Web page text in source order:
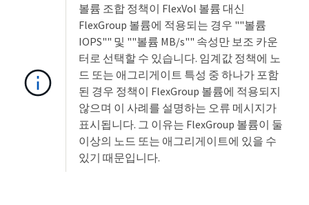
볼륨 조합 정책이 FlexVol 볼륨 대신
FlexGroup 볼륨에 적용되는 경우 ""볼륨
IOPS"" 및 ""볼륨 MB/s"" 속성만 보조 카운
터로 선택할 수 있습니다. 임계값 정책에 노
드 또는 애그리게이트 특성 중 하나가 포함
된 경우 정책이 FlexGroup 볼륨에 적용되지
않으며 이 사례를 설명하는 오류 메시지가
표시됩니다. 그 이유는 FlexGroup 볼륨이 둘
이상의 노드 또는 애그리게이트에 있을 수
있기 때문입니다.